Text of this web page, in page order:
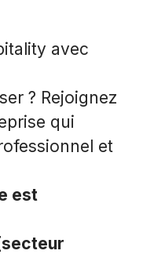
avec
? Rejoignez
qui
et
est